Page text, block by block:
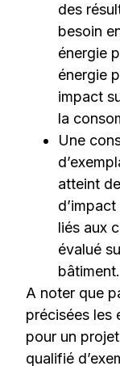
des
besoin
énergie
énergie
impact
la
Une
atteint
liés aux
évalué
bâtiment.
A noter que
précisées les
pour un
qualifié